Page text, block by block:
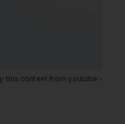
this content from youtube -